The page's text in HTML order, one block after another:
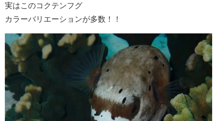
実はこのコクテンフグ
カラーバリエーションが多数！！